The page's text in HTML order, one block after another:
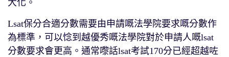
大化。
Lsat保分合適分數需要由申請嘅法學院要求嘅分數作
為標準，可以惗到越優秀嘅法學院對於申請人嘅lsat
分數要求會更高。通常嚟話lsat考試170分已經超越咗